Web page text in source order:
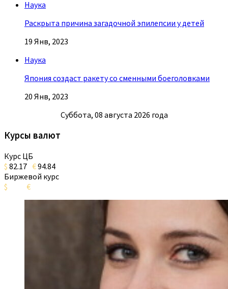
Наука
Раскрыта причина загадочной эпилепсии у детей
19 Янв, 2023
Наука
Япония создаст ракету со сменными боеголовками
20 Янв, 2023
Суббота, 08 августа 2026 года
Курсы валют
Курс ЦБ
$ 82.17 €94.84
Биржевой курс
$
€